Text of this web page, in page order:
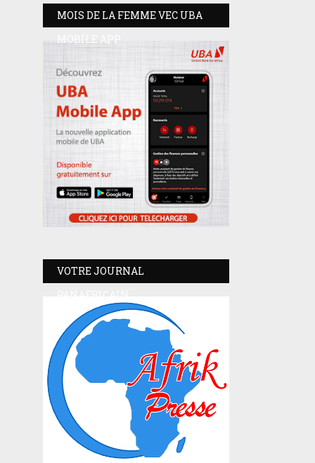
MOIS DE LA FEMME VEC UBA
MOBILE APP
VOTRE JOURNAL